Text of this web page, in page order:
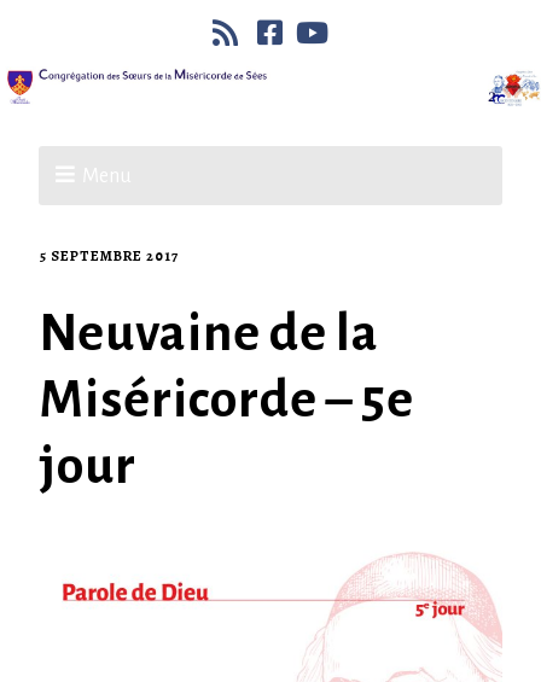
5 SEPTEMBRE 2017
Neuvaine de la
Miséricorde – 5e
jour